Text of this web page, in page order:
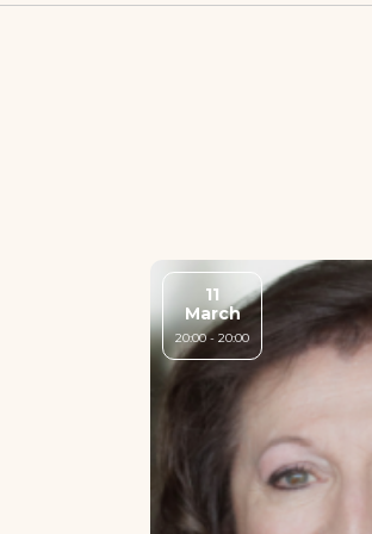
11
March
20:00 - 20:00